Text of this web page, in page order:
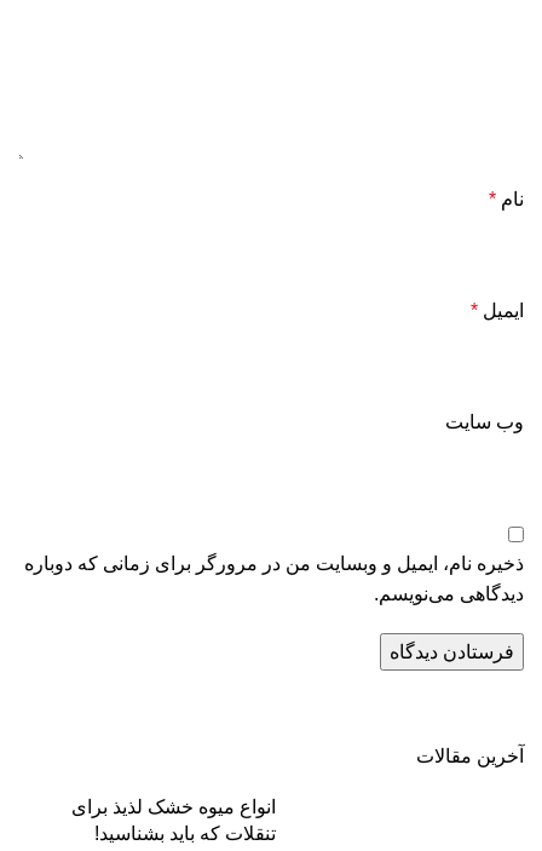
نام *
ایمیل *
وب‌ سایت
ذخیره نام، ایمیل و وبسایت من در مرورگر برای زمانی که دوباره
دیدگاهی می‌نویسم.
آخرین مقالات
انواع میوه خشک لذیذ برای
تنقلات که باید بشناسید!